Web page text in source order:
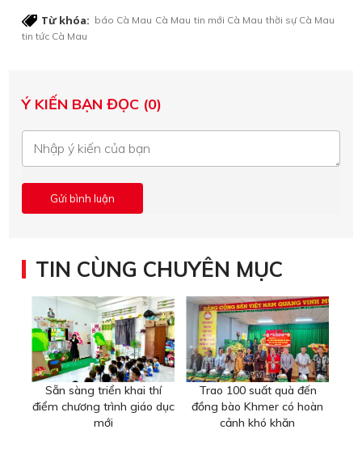
Từ khóa: báo Cà Mau Cà Mau tin mới Cà Mau thời sự Cà Mau
tin tức Cà Mau
Ý KIẾN BẠN ĐỌC (0)
TIN CÙNG CHUYÊN MỤC
Sẵn sàng triển khai thí
điểm chương trình giáo dục
mới
Trao 100 suất quà đến
đồng bào Khmer có hoàn
cảnh khó khăn